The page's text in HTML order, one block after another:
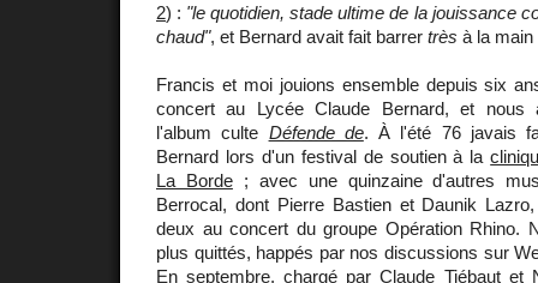
2) : "le quotidien, stade ultime de la jouissance
chaud", et Bernard avait fait barrer très à la
Francis et moi jouions ensemble depuis six
concert au Lycée Claude Bernard, et nous
l'album culte Défende de. À l'été 76 javais
Bernard lors d'un festival de soutien à la
La Borde; avec une quinzaine d'autres
Berrocal, dont Pierre Bastien et Daunik
deux au concert du groupe Opération Rhino.
plus quittés, happés par nos discussions sur
En septembre, chargé par Claude Tiébaut et